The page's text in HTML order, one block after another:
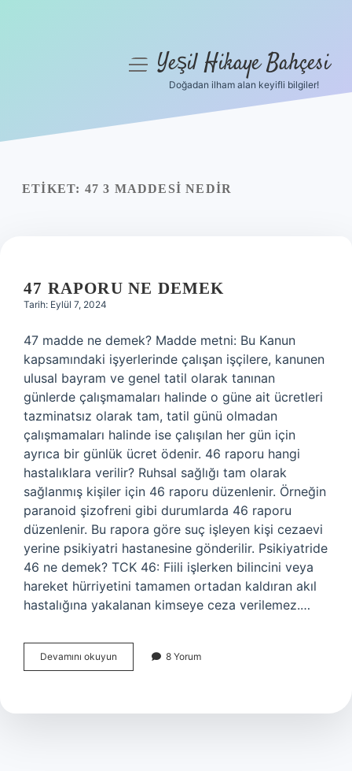
Yasal Uyarı
menüyüYeşil Hikaye Bahçesi
Doğadan ilham alan keyifli bilgiler!
ETIKET: 47 3 MADDESI NEDIR
47 RAPORU NE DEMEK
Tarih: Eylül 7, 2024
47 madde ne demek? Madde metni: Bu Kanun
kapsamındaki işyerlerinde çalışan işçilere, kanunen
ulusal bayram ve genel tatil olarak tanınan
günlerde çalışmamaları halinde o güne ait ücretleri
tazminatsız olarak tam, tatil günü olmadan
çalışmamaları halinde ise çalışılan her gün için
ayrıca bir günlük ücret ödenir. 46 raporu hangi
hastalıklara verilir? Ruhsal sağlığı tam olarak
sağlanmış kişiler için 46 raporu düzenlenir. Örneğin
paranoid şizofreni gibi durumlarda 46 raporu
düzenlenir. Bu rapora göre suç işleyen kişi cezaevi
yerine psikiyatri hastanesine gönderilir. Psikiyatride
46 ne demek? TCK 46: Fiili işlerken bilincini veya
hareket hürriyetini tamamen ortadan kaldıran akıl
hastalığına yakalanan kimseye ceza verilemez.…
Devamını okuyun
Raporu
8 Yorum